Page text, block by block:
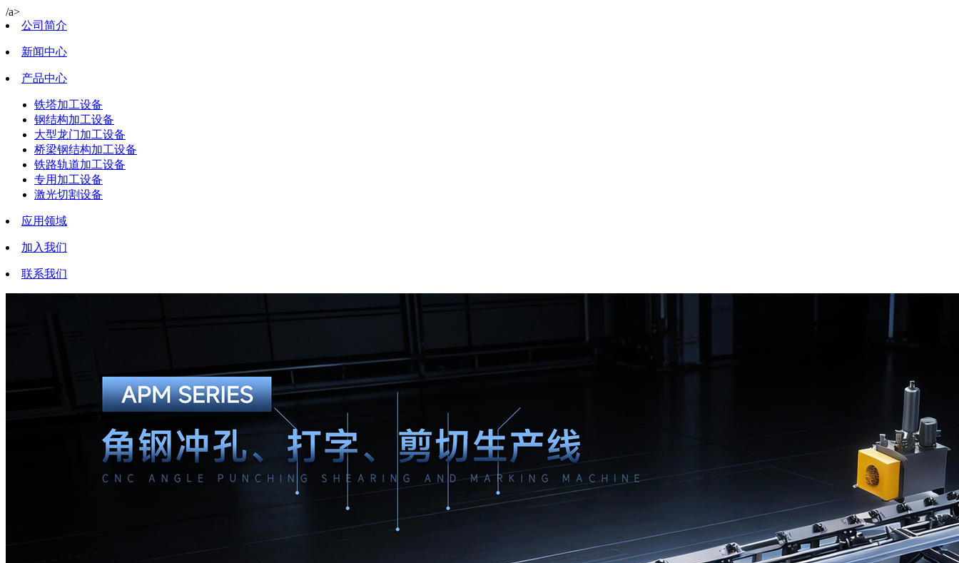
/a>
公司简介
新闻中心
产品中心
铁塔加工设备
钢结构加工设备
大型龙门加工设备
桥梁钢结构加工设备
铁路轨道加工设备
专用加工设备
激光切割设备
应用领域
加入我们
联系我们